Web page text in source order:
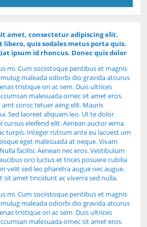
amet, consectetur adipiscing elit.
libero, quis sodales metus porta quis.
ipsum id rhoncus. Donec quis dolor
mi. Cum sociistoque pentibus et magnis
maleada odiorbi dio gravida atcurus
tristique ori ac sem. Duis ultrices
malesuada ornec sit amet eros.
consc tetuer aiing elit. Mauris
Sed laoreet aliquam leo. Ut te dolor
cursus eleifend elit. Aenean auctor wrna.
turpis. Integer rutrum ante eu lacuest um
eget malesuada at neque. Vivam
facilisi. Aenean nec eros. Vestibulum
orci luctus et trices posuere cubilia
velit sed leo pharetra augue nec augue.
sit amet tincidunt ac viverra sed nulla.
mi. Cum sociistoque pentibus et magnis
maleada odiorbi dio gravida atcurus
tristique ori ac sem. Duis ultrices
malesuada ornec sit amet eros.